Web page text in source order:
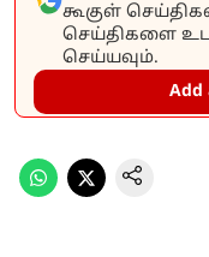
கூகுள்
செய்திகளை
செய்யவும்.
Add